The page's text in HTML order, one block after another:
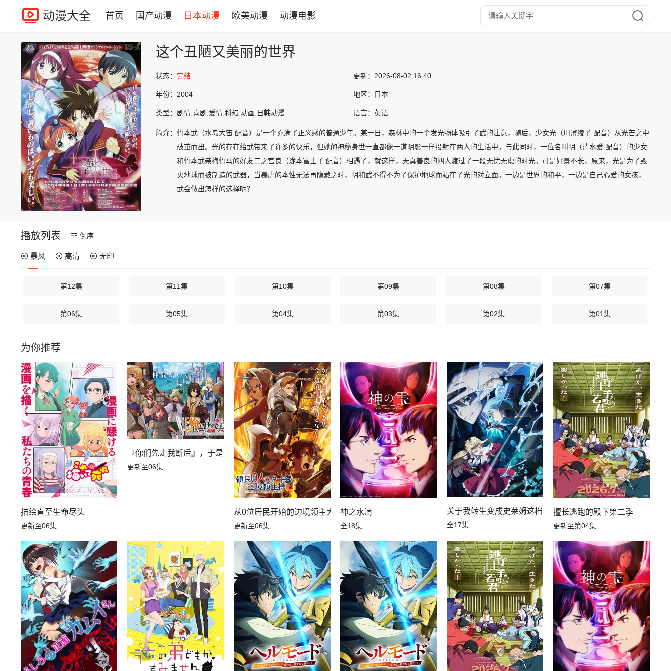
动漫大全 首页 国产动漫 日本动漫 欧美动漫 动漫电影
这个丑陋又美丽的世界
状态： 完结 更新： 2026-08-02 16:40
年份： 2004 地区： 日本
类型： 剧情,喜剧,爱情,科幻,动画,日韩动漫 语言： 英语
简介： 竹本武（水岛大宙 配音）是一个充满了正义感的普通少年。某一日，森林中的一个发光物体吸引了武的注意，随后，少女光（川澄绫子 配音）从光芒之中
破茧而出。光的存在给武带来了许多的快乐，但她的神秘身世一直都像一道阴影一样投射在两人的生活中。与此同时，一位名叫明（清水爱 配音）的少女
和竹本武亲梅竹马的好友二之宫良（泷本富士子 配音）相遇了，就这样，天真善良的四人渡过了一段无忧无虑的时光。可是好景不长，原来，光是为了毁
灭地球而被制造的武器，当暴虐的本性无法再隐藏之时，明和武不得不为了保护地球而站在了光的对立面。一边是世界的和平，一边是自己心爱的女孩，
武会做出怎样的选择呢？
播放列表 倒序
暴风 高清 无印
第12集 第11集 第10集 第09集 第08集 第07集
第06集 第05集 第04集 第03集 第02集 第01集
为你推荐
描绘直至生命尽头
更新至06集
『你们先走我断后』，于是10年后我成为了传说
更新至06集
从0位居民开始的边境领主大人
更新至06集
神之水滴
全18集
关于我转生变成史莱姆这档事第四季
全17集
擅长逃跑的殿下第二季
更新至第04集